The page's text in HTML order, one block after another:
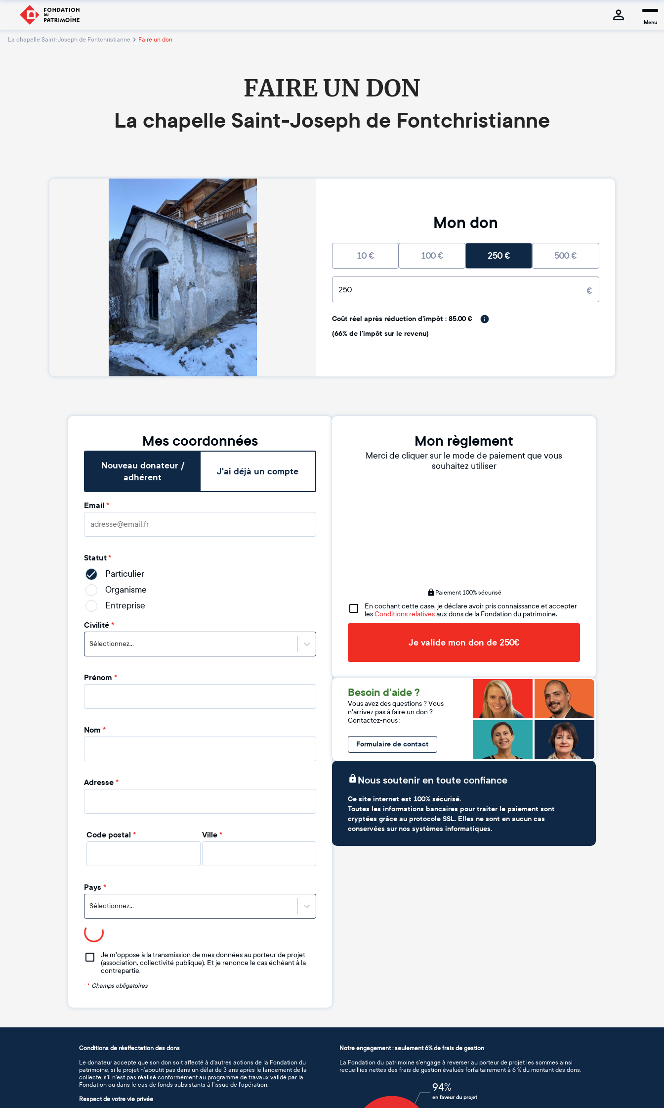
Menu
La chapelle Saint-Joseph de Fontchristianne Faire un don
FAIRE UN DON
La chapelle Saint-Joseph de Fontchristianne
Mon don
10€ 100€ 250€ 500€
€
Coût réel après réduction d'impôt : 85.00 €
(66% de l'impôt sur le revenu)
Mes coordonnées
Nouveau donateur /
adhérent
J'ai déjà un compte
Email *
Statut*
Particulier
Organisme
Entreprise
Civilité*
Sélectionnez...
Prénom *
Nom *
Adresse*
Code postal * Ville*
Pays *
Sélectionnez...
Je m'oppose à la transmission de mes données au porteur de projet
(association, collectivité publique). Et je renonce le cas échéant à la
contrepartie.
* Champs obligatoires
Mon règlement
Merci de cliquer sur le mode de paiement que vous
souhaitez utiliser
Paiement 100% sécurisé
En cochant cette case, je déclare avoir pris connaissance et accepter
lesConditions relativesaux dons de la Fondation du patrimoine.
Je valide mon don de 250€
Besoin d'aide ?
Vous avez des questions ? Vous
n'arrivez pas à faire un don ?
Contactez-nous :
Formulaire de contact
Nous soutenir en toute confiance
Ce site internet est 100% sécurisé.
Toutes les informations bancaires pour traiter le paiement sont
cryptées grâce au protocole SSL. Elles ne sont en aucun cas
conservées sur nos systèmes informatiques.
Conditions de réaffectation des dons
Le donateur accepte que son don soit affecté à d’autres actions de la Fondation du
patrimoine, si le projet n’aboutit pas dans un délai de 3 ans après le lancement de la
collecte, s’il n’est pas réalisé conformément au programme de travaux validé par la
Fondation ou dans le cas de fonds subsistants à l’issue de l’opération.
Respect de votre vie privée
Notre engagement : seulement 6% de frais de gestion
La Fondation du patrimoine s’engage à reverser au porteur de projet les sommes ainsi
recueillies nettes des frais de gestion évalués forfaitairement à 6 % du montant des dons.
94%
en faveur du projet